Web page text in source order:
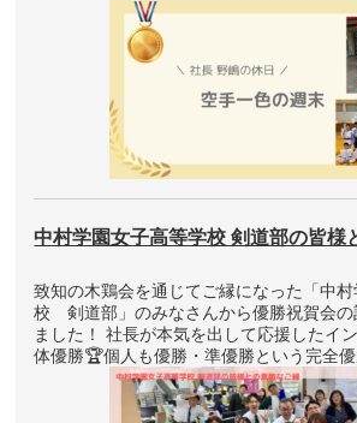
中村学園女子高等学校 剣道部の皆様
致知の木鶏会を通じてご縁になった「中
校 剣道部」のみなさんから優勝祝賀会の
ました！ 社長が本気を出して応援したイ
体優勝🏆個人も優勝・準優勝という完全